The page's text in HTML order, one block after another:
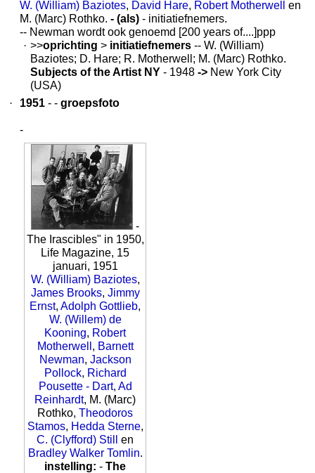
W. (William) Baziotes, David Hare, Robert Motherwell
en
M. (Marc) Rothko. - (als) - initiatiefnemers.
-- Newman wordt ook genoemd [200 years of....]ppp
· >>oprichting > initiatiefnemers -- W. (William)
Baziotes; D. Hare; R. Motherwell; M. (Marc) Rothko.
Subjects of the Artist NY - 1948 -> New York City
(USA)
·
1951 - - groepsfoto
-
-
The Irascibles" in 1950,
Life Magazine, 15
januari, 1951
W. (William) Baziotes,
James Brooks, Jimmy
Ernst, Adolph Gottlieb,
W. (Willem) de
Kooning, Robert
Motherwell , Barnett
Newman, Jackson
Pollock, Richard
Pousette - Dart, Ad
Reinhardt, M. (Marc)
Rothko, Theodoros
Stamos, Hedda Sterne,
C. (Clyfford) Still
en
Bradley Walker Tomlin.
instelling: - The